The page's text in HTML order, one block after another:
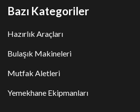
Bazı Kategoriler
Hazırlık Araçları
Bulaşık Makineleri
Mutfak Aletleri
Yemekhane Ekipmanları